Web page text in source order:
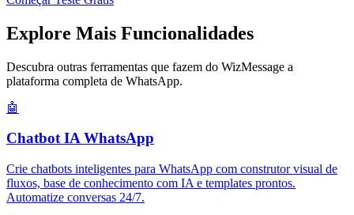
Explore Mais Funcionalidades
Descubra outras ferramentas que fazem do WizMessage a
plataforma completa de WhatsApp.
🤖
Chatbot IA WhatsApp
Crie chatbots inteligentes para WhatsApp com construtor visual de
fluxos, base de conhecimento com IA e templates prontos.
Automatize conversas 24/7.